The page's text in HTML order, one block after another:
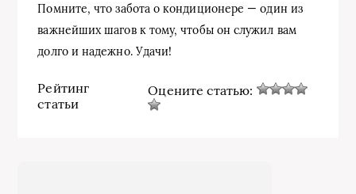
Помните, что забота о кондиционере — один из
важнейших шагов к тому, чтобы он служил вам
долго и надежно. Удачи!
Рейтинг
статьи
Оцените статью: